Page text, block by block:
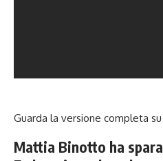
Guarda la versione completa
Mattia Binotto ha